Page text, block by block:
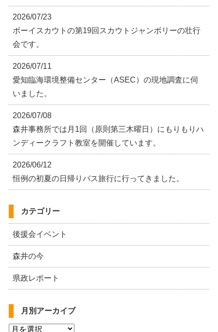
2026/07/23
ボーイスカウトの第19回スカウトジャンボリーの壮行
会です。
2026/07/11
愛知臨海環境整備センター（ASEC）の現地調査に伺
いました。
2026/07/08
森井事務所では月1回（原則第三木曜日）にもりもりハ
ンディークラフト教室を開催しています。
2026/06/12
恒例の初夏の日帰りバス旅行に行ってきました。
カテゴリー
後援会イベント
森井の今
県政レポート
月別アーカイブ